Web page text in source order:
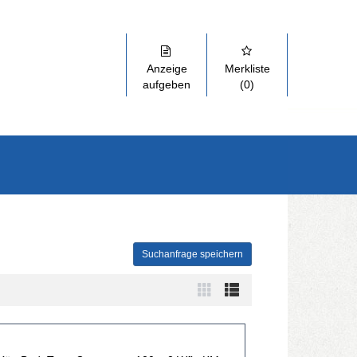
Anzeige
aufgeben
Merkliste
(0)
Suchanfrage speichern